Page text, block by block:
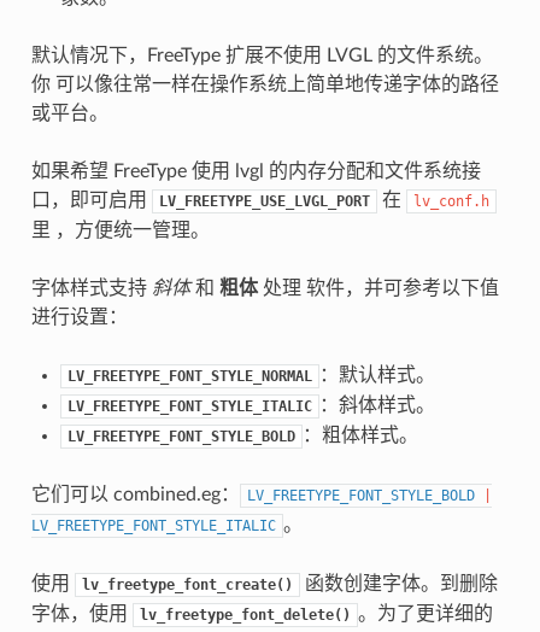
默认情况下，FreeType 扩展不使用 LVGL 的文件系统。
你 可以像往常一样在操作系统上简单地传递字体的路径
或平台。
如果希望 FreeType 使用 lvgl 的内存分配和文件系统接
口，即可启用
LV_FREETYPE_USE_LVGL_PORT 在 lv_conf.h
里 ，方便统一管理。
字体样式支持 斜体和 粗体处理 软件，并可参考以下值
进行设置：
LV_FREETYPE_FONT_STYLE_NORMAL ：默认样式。
LV_FREETYPE_FONT_STYLE_ITALIC ：斜体样式。
LV_FREETYPE_FONT_STYLE_BOLD ：粗体样式。
它们可以 combined.eg： LV_FREETYPE_FONT_STYLE_BOLD
LV_FREETYPE_FONT_STYLE_ITALIC 。
使用 lv_freetype_font_create()
函数创建字体。到删除
字体，使用
lv_freetype_font_delete() 。为了更详细的